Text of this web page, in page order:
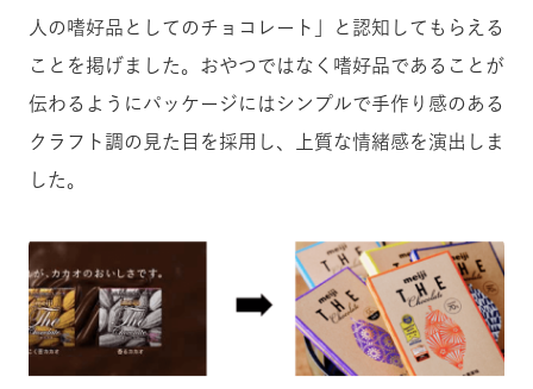
人の嗜好品としてのチョコレート」と認知してもらえる
ことを掲げました。おやつではなく嗜好品であることが
伝わるようにパッケージにはシンプルで手作り感のある
クラフト調の見た目を採用し、上質な情緒感を演出しま
した。